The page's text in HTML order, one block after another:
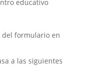
educativo
formulario en
a las siguientes